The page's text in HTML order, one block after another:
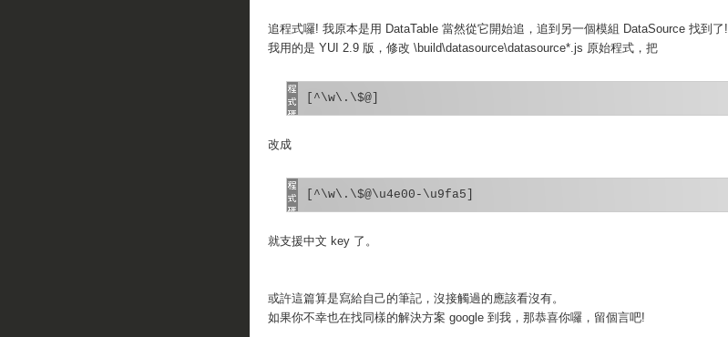
追程式囉! 我原本是用 DataTable 當然從它開始追，追到另一個模組 DataSource 找到了!
我用的是 YUI 2.9 版，修改 \build\datasource\datasource*.js 原始程式，把
改成
就支援中文 key 了。
或許這篇算是寫給自己的筆記，沒接觸過的應該看沒有。
如果你不幸也在找同樣的解決方案 google 到我，那恭喜你囉，留個言吧!